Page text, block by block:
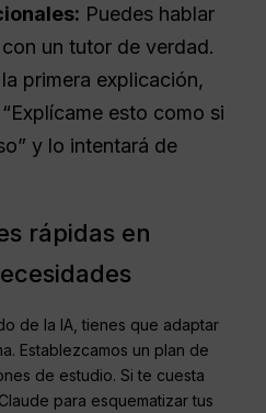
Puedes hablar
un tutor de verdad.
primera explicación,
esto como si
y lo intentará de
rápidas en
de la IA, tienes que adaptar
Establezcamos un plan de
de estudio. Si te cuesta
para esquematizar tus